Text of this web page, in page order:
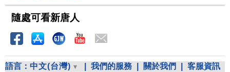
隨處可看新唐人
語言： 中文(台灣) 我們的服務 關於我們
客服資訊